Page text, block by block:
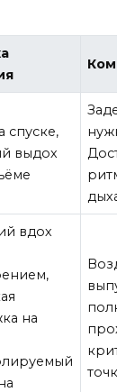
спуске,
выдох
нужна.
вдох
на
точки.